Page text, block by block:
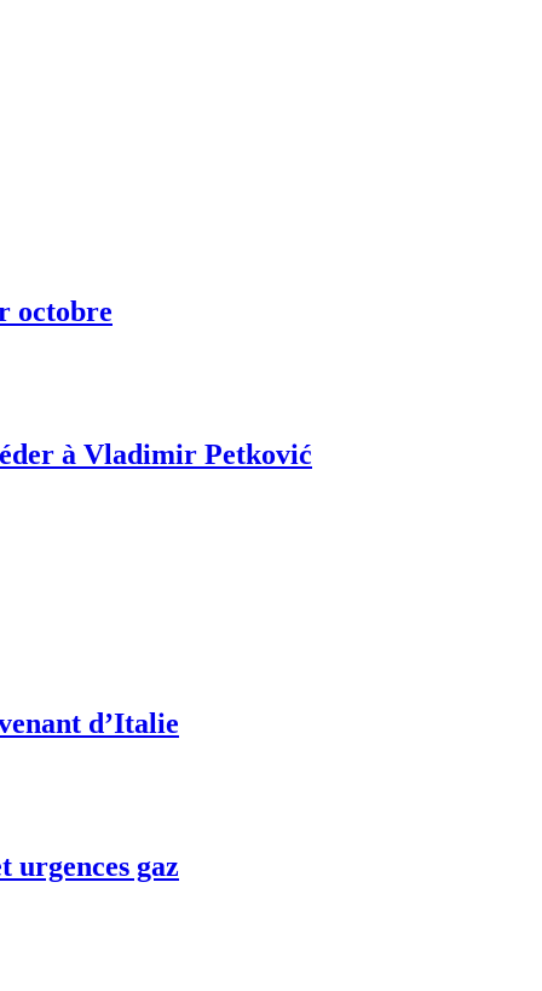
octobre
à Vladimir Petković
d’Italie
urgences gaz